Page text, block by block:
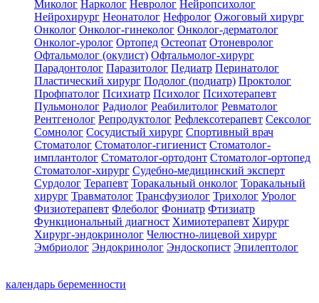
Миколог Нарколог Невролог Нейропсихолог
Нейрохирург Неонатолог Нефролог Ожоговый хирург
Онколог Онколог-гинеколог Онколог-дерматолог
Онколог-уролог Ортопед Остеопат Отоневролог
Офтальмолог (окулист) Офтальмолог-хирург
Парадонтолог Паразитолог Педиатр Перинатолог
Пластический хирург Подолог (подиатр) Проктолог
Профпатолог Психиатр Психолог Психотерапевт
Пульмонолог Радиолог Реабилитолог Ревматолог
Рентгенолог Репродуктолог Рефлексотерапевт Сексолог
Сомнолог Сосудистый хирург Спортивный врач
Стоматолог Стоматолог-гигиенист Стоматолог-
имплантолог Стоматолог-ортодонт Стоматолог-ортопед
Стоматолог-хирург Судебно-медицинский эксперт
Сурдолог Терапевт Торакальный онколог Торакальный
хирург Травматолог Трансфузиолог Трихолог Уролог
Физиотерапевт Флеболог Фониатр Фтизиатр
Функциональный диагност Химиотерапевт Хирург
Хирург-эндокринолог Челюстно-лицевой хирург
Эмбриолог Эндокринолог Эндоскопист Эпилептолог
календарь беременности